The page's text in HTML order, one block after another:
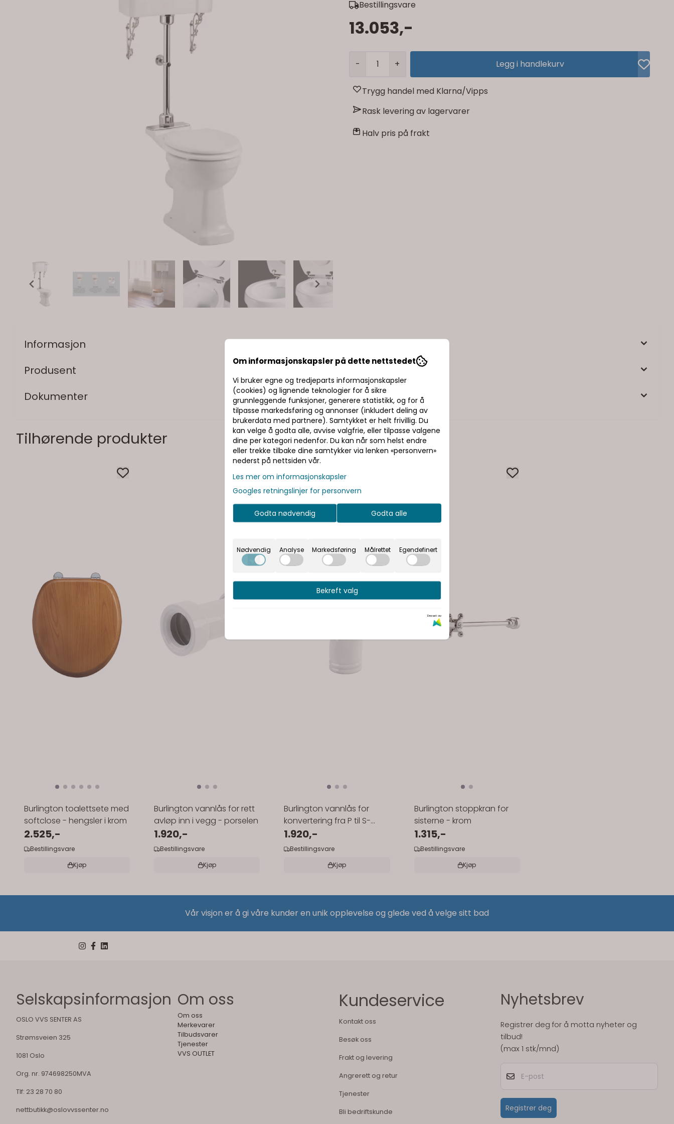
Bestillingsvare
13.053,-
- + Legg i handlekurv
Trygg handel med Klarna/Vipps
Rask levering av lagervarer
Halv pris på frakt
Informasjon
Produsent
Dokumenter
Tilhørende produkter
Burlington toalettsete med
softclose - hengsler i krom
2.525,-
Bestillingsvare
Kjøp
Burlington vannlås for rett
avløp inn i vegg - porselen
1.920,-
Bestillingsvare
Kjøp
Burlington vannlås for
konvertering fra P til S-
avløp - porselen
1.920,-
Bestillingsvare
Kjøp
Burlington stoppkran for
sisterne - krom
1.315,-
Bestillingsvare
Kjøp
Vår visjon er å gi våre kunder en unik opplevelse og glede ved å velge sitt bad
Selskapsinformasjon
OSLO VVS SENTER AS
Strømsveien 325
1081 Oslo
Org. nr. 974698250MVA
Tlf: 23 28 70 80
nettbutikk@oslovvssenter.no
Om oss
Om oss
Merkevarer
Tilbudsvarer
Tjenester
VVS OUTLET
Kundeservice
Kontakt oss
Besøk oss
Frakt og levering
Angrerett og retur
Tjenester
Bli bedriftskunde
Nyhetsbrev
Registrer deg for å motta nyheter og
tilbud!
(max 1 stk/mnd)
Registrer deg
Om informasjonskapsler på dette nettstedet
Vi bruker egne og tredjeparts informasjonskapsler
(cookies) og lignende teknologier for å sikre
grunnleggende funksjoner, generere statistikk, og for å
tilpasse markedsføring og annonser (inkludert deling av
brukerdata med partnere). Samtykket er helt frivillig. Du
kan velge å godta alle, avvise valgfrie, eller tilpasse valgene
dine per kategori nedenfor. Du kan når som helst endre
eller trekke tilbake dine samtykker via lenken «personvern»
nederst på nettsiden vår.
Les mer om informasjonskapsler
Googles retningslinjer for personvern
Godta nødvendig Godta alle
Nødvendig Analyse Markedsføring Målrettet Egendefinert
Bekreft valg
Drevet av